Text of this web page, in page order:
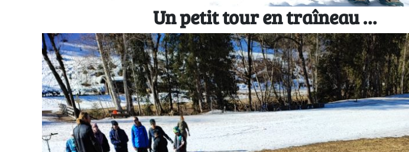
Un petit tour en traîneau …